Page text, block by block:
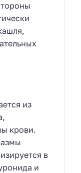
из
крови.
в
и